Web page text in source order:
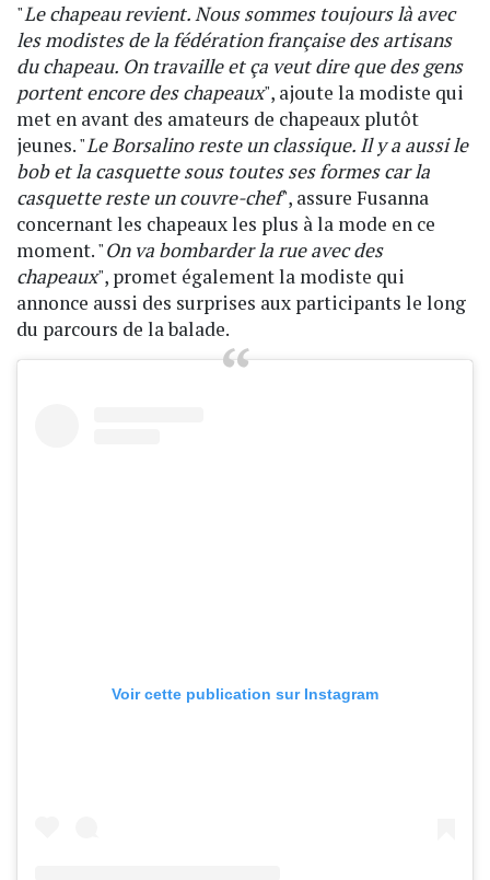
"Le chapeau revient. Nous sommes toujours là avec
les modistes de la fédération française des artisans
du chapeau. On travaille et ça veut dire que des gens
portent encore des chapeaux", ajoute la modiste qui
met en avant des amateurs de chapeaux plutôt
jeunes. "Le Borsalino reste un classique. Il y a aussi le
bob et la casquette sous toutes ses formes car la
casquette reste un couvre-chef", assure Fusanna
concernant les chapeaux les plus à la mode en ce
moment. "On va bombarder la rue avec des
chapeaux", promet également la modiste qui
annonce aussi des surprises aux participants le long
du parcours de la balade.
Voir cette publication sur Instagram